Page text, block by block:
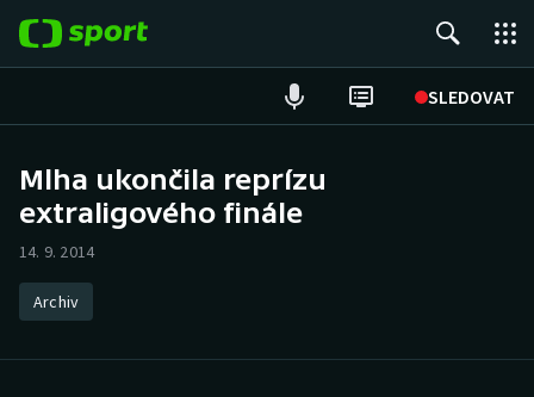
SLEDOVAT
Hokej
Atletika
Mlha ukončila reprízu
extraligového finále
14. 9. 2014
Archiv